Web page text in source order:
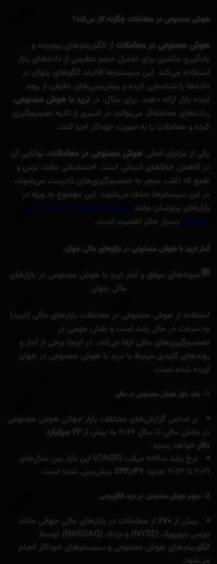
هوش مصنوعی در معاملات چگونه کار می‌کند؟
هوش مصنوعی در معاملات از الگوریتم‌های پیچیده و
یادگیری ماشین برای تحلیل حجم عظیمی از داده‌های بازار
استفاده می‌کند. این سیستم‌ها قادرند الگوهای پنهان در
داده‌ها را شناسایی کرده و پیش‌بینی‌های دقیقی از روند
آینده بازار ارائه دهند. برای مثال، در ترید با هوش مصنوعی،
ربات‌های معامله‌گر می‌توانند در کسری از ثانیه تصمیم‌گیری
کرده و معاملات را به صورت خودکار اجرا کنند.
یکی از مزایای اصلی هوش مصنوعی در معاملات، توانایی آن
در کاهش خطاهای انسانی است. احساساتی مانند ترس و
طمع که اغلب منجر به تصمیم‌گیری‌های نادرست می‌شوند،
در این سیستم‌ها حذف می‌شوند. این موضوع به ویژه در
بازارهای پرنوسان مانند هوش مصنوعی در معاملات ارز
دیجیتال بسیار حائز اهمیت است.
آمار ترید با هوش مصنوعی در بازارهای مالی جهان
استفاده از هوش مصنوعی در معاملات بازارهای مالی (ترید)
به سرعت در حال رشد است و نقش مهمی در
تصمیم‌گیری‌های مالی ایفا می‌کند. در اینجا برخی از آمار و
روندهای کلیدی مرتبط با ترید با هوش مصنوعی در جهان
آورده شده است:
1- رشد بازار هوش مصنوعی در مالی
بر اساس گزارش‌های مختلف، بازار جهانی هوش مصنوعی
در بخش مالی تا سال ۲۰۲۶ به بیش از
۲۲ میلیارد
دلار خواهد رسید.
نرخ رشد سالانه مرکب (CAGR) این بازار بین سال‌های
۲۰۲۱ تا ۲۰۲۶ حدود
۲۳٫۳۷٪ پیش‌بینی شده است.
2- سهم هوش مصنوعی در ترید الگوریتمی
بیش از ۷۰٪ از معاملات در بازارهای مالی جهانی مانند
بورس نیویورک (NYSE) و نزدک (NASDAQ) توسط
الگوریتم‌های هوش مصنوعی و سیستم‌های خودکار انجام
می‌شود.